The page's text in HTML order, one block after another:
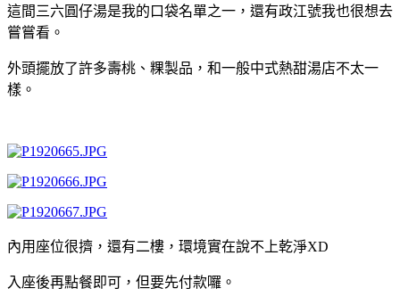
這間三六圓仔湯是我的口袋名單之一，還有政江號我也很想去
嘗嘗看。
外頭擺放了許多壽桃、粿製品，和一般中式熱甜湯店不太一
樣。
內用座位很擠，還有二樓，環境實在說不上乾淨XD
入座後再點餐即可，但要先付款囉。